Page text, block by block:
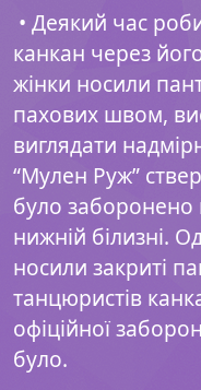
• Деякий час
канкан через його
жінки носили
пахових швом,
виглядати
“Мулен Руж”
було заборонено
нижній білизні.
носили закриті
танцюристів
офіційної
було.